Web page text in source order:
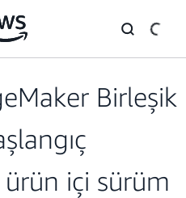
Birleşik
içi sürüm